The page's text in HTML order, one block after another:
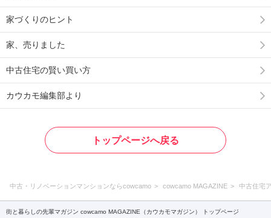
家づくりのヒント
家、売りました
中古住宅の賢い買い方
カウカモ編集部より
トップページへ戻る
中古・リノベーションマンションならcowcamo cowcamo MAGAZINE 中古住宅
街と暮らしの先輩マガジン cowcamo MAGAZINE（カウカモマガジン） トップページ